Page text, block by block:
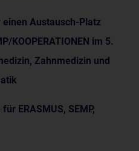
Austausch-Platz
KOOPERATIONEN im 5.
Zahnmedizin und
ERASMUS, SEMP,